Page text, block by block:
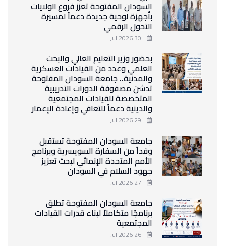
السودان المفتوحة تعزز فروع الولايات
بأجهزة لوحية جديدة دعماً لمسيرة
التحول الرقمي
بحضور وزير التعليم العالي والبحث
العلمي وعدد من القيادات العسكرية
والمدنية.. جامعة السودان المفتوحة
تدشن مصفوفة الدورات التدريبية
المتخصصة للقيادات المجتمعية
والدينية دعماً للتعافي وإعادة الإعمار
جامعة السودان المفتوحة تستقبل
وفداً من السفارة السويسرية وبرنامج
الأمم المتحدة الإنمائي لبحث تعزيز
جهود السلام في السودان
جامعة السودان المفتوحة تطلق
برنامجًا متكاملاً لبناء قدرات القيادات
المجتمعية